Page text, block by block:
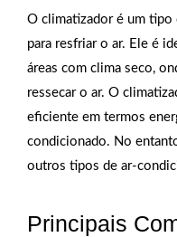
O climatizador é um tipo
para resfriar o ar. Ele é
áreas com clima seco,
ressecar o ar. O
eficiente em termos
condicionado. No
outros tipos de ar-
Principais